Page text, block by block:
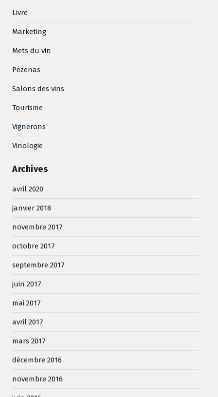
Livre
Marketing
Mets du vin
Pézenas
Salons des vins
Tourisme
Vignerons
Vinologie
Archives
avril 2020
janvier 2018
novembre 2017
octobre 2017
septembre 2017
juin 2017
mai 2017
avril 2017
mars 2017
décembre 2016
novembre 2016